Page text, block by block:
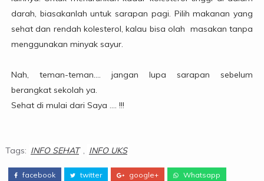
darah, biasakanlah untuk sarapan pagi. Pilih makanan yang
sehat dan rendah kolesterol, kalau bisa olah masakan tanpa
menggunakan minyak sayur.
Nah, teman-teman.... jangan lupa sarapan sebelum
berangkat sekolah ya.
Sehat di mulai dari Saya .... !!!
Tags: INFO SEHAT, INFO UKS
facebook twitter google+ Whatsapp